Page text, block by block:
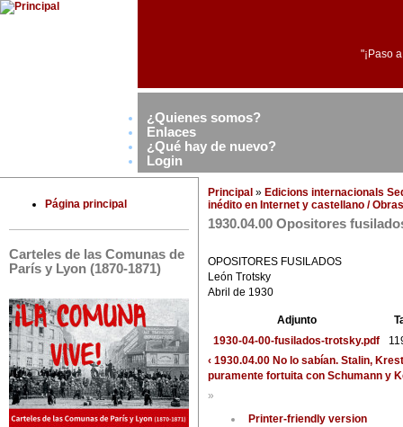
"¡Paso
¿Quienes somos?
Enlaces
¿Qué hay de nuevo?
Login
Página principal
Carteles de las Comunas de
París y Lyon (1870-1871)
Principal » Edicions internacionals
inédito en Internet y castellano /
1930.04.00 Opositores
OPOSITORES FUSILADOS
León Trotsky
Abril de 1930
Adjunto
1930-04-00-fusilados-trotsky.pdf
‹ 1930.04.00 No lo sabían. Stalin,
puramente fortuita con Schumann y
»
Printer-friendly version